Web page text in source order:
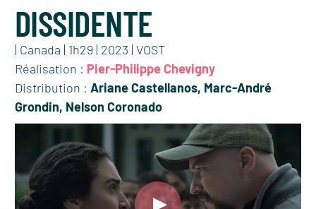
DISSIDENTE
| Canada | 1h29 | 2023 | VOST
Réalisation : Pier-Philippe Chevigny
Distribution : Ariane Castellanos, Marc-André
Grondin, Nelson Coronado